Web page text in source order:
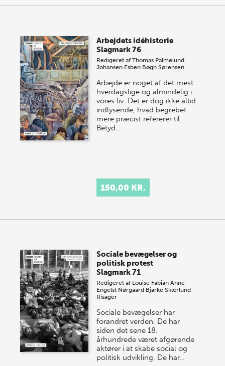
Arbejdets idéhistorie
Slagmark 76
Redigeret afThomas Palmelund
Johansen Esben Bøgh Sørensen
Arbejde er noget af det mest
hverdagslige og almindelig i
vores liv. Det er dog ikke altid
indlysende, hvad begrebet
mere præcist refererer til.
Betyd…
150,00 KR.
Sociale bevægelser og
politisk protest
Slagmark 71
Redigeret af Louise Fabian Anne
Engelst Nørgaard Bjarke Skærlund
Risager
Sociale bevægelser har
forandret verden. De har
siden det sene 18.
århundrede været afgørende
aktører i at skabe social og
politisk udvikling. De har…